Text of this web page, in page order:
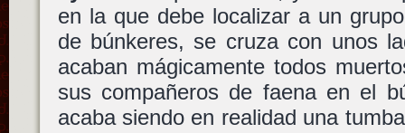
en la que debe localizar a un
de búnkeres, se cruza con unos
acaban mágicamente todos
sus compañeros de faena en el
acaba siendo en realidad una